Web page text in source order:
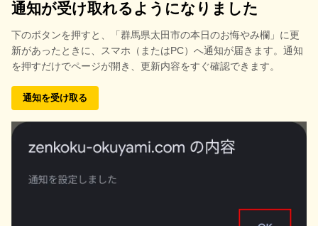
通知が受け取れるようになりました
下のボタンを押すと、
「群馬県太田市の本日のお悔やみ欄」に更
新があったときに、スマホ（またはPC）へ通知が届きます。通知
を押すだけでページが開き、更新内容をすぐ確認できます。
通知を受け取る